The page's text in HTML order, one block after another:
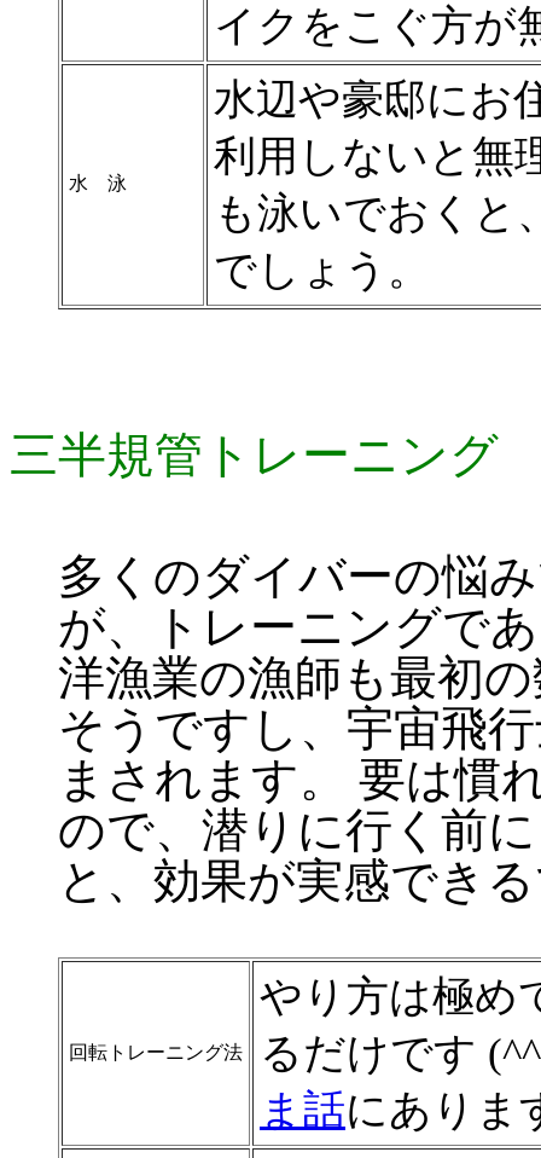
イクをこぐ方が
水 泳
水辺や豪邸にお
利用しないと無
も泳いでおくと
でしょう。
三半規管トレーニング
多くのダイバーの悩
が、トレーニングで
洋漁業の漁師も最初
そうですし、宇宙飛
まされます。 要は慣
ので、潜りに行く前
と、効果が実感でき
回転トレーニング法
やり方は極め
るだけです
ま話にありま